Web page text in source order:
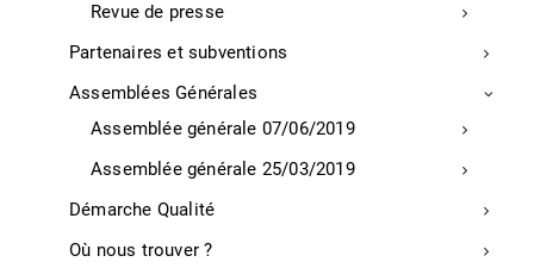
Revue de presse
Partenaires et subventions
Assemblées Générales
Assemblée générale 07/06/2019
Assemblée générale 25/03/2019
Démarche Qualité
Où nous trouver ?
Agenda formations
Financer sa formation
Nos écoles : Campus Landes
Les membres du bureau de la CCI des Landes